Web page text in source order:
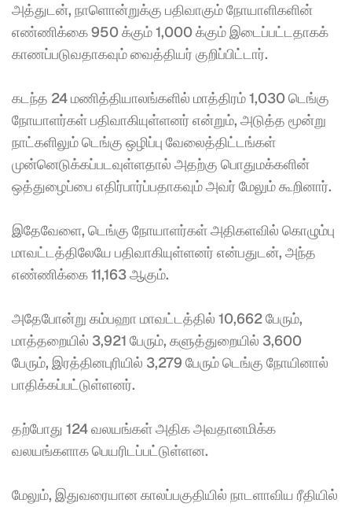
அத்துடன், நாளொன்றுக்கு பதிவாகும் நோயாளிகளின்
எண்ணிக்கை 950 க்கும் 1,000 க்கும் இடைப்பட்டதாகக்
காணப்படுவதாகவும் வைத்தியர் குறிப்பிட்டார்.
கடந்த 24 மணித்தியாலங்களில் மாத்திரம் 1,030 டெங்கு
நோயாளர்கள் பதிவாகியுள்ளனர் என்றும், அடுத்த மூன்று
நாட்களிலும் டெங்கு ஒழிப்பு வேலைத்திட்டங்கள்
முன்னெடுக்கப்படவுள்ளதால் அதற்கு பொதுமக்களின்
ஒத்துழைப்பை எதிர்பார்ப்பதாகவும் அவர் மேலும் கூறினார்.
இதேவேளை, டெங்கு நோயாளர்கள் அதிகளவில் கொழும்பு
மாவட்டத்திலேயே பதிவாகியுள்ளனர் என்பதுடன், அந்த
எண்ணிக்கை 11,163 ஆகும்.
அதேபோன்று கம்பஹா மாவட்டத்தில் 10,662 பேரும்,
மாத்தறையில் 3,921 பேரும், களுத்துறையில் 3,600
பேரும், இரத்தினபுரியில் 3,279 பேரும் டெங்கு நோயினால்
பாதிக்கப்பட்டுள்ளனர்.
தற்போது 124 வலயங்கள் அதிக அவதானமிக்க
வலயங்களாக பெயரிடப்பட்டுள்ளன.
மேலும், இதுவரையான காலப்பகுதியில் நாடளாவிய ரீதியில்